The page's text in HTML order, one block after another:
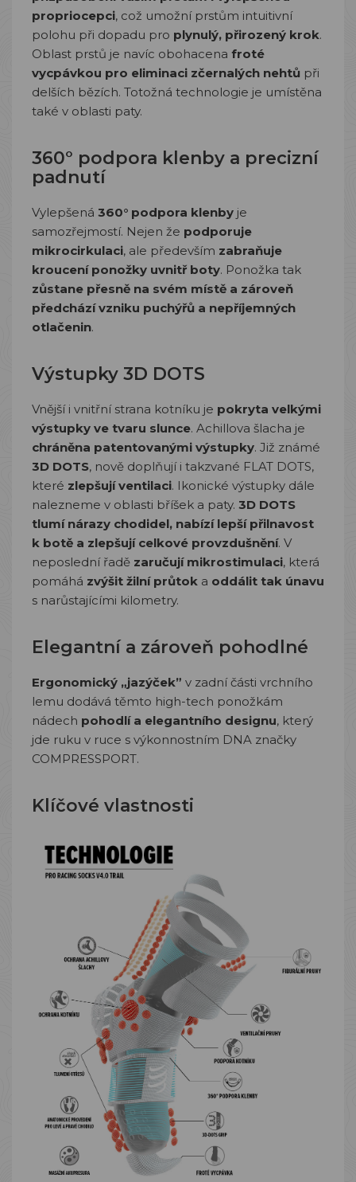
propriocepci, což umožní prstům intuitivní
polohu při dopadu pro plynulý, přirozený krok.
Oblast prstů je navíc obohacena froté
vycpávkou pro eliminaci zčernalých nehtů při
delších bězích. Totožná technologie je umístěna
také v oblasti paty.
360° podpora klenby a precizní
padnutí
Vylepšená 360° podpora klenby je
samozřejmostí. Nejen že podporuje
mikrocirkulaci, ale především zabraňuje
kroucení ponožky uvnitř boty. Ponožka tak
zůstane přesně na svém místě a zároveň
předchází vzniku puchýřů a nepříjemných
otlačenin.
Výstupky 3D DOTS
Vnější i vnitřní strana kotníku je pokryta velkými
výstupky ve tvaru slunce. Achillova šlacha je
chráněna patentovanými výstupky. Již známé
3D DOTS, nově doplňují i takzvané FLAT DOTS,
které zlepšují ventilaci. Ikonické výstupky dále
nalezneme v oblasti bříšek a paty. 3D DOTS
tlumí nárazy chodidel, nabízí lepší přilnavost
k botě a zlepšují celkové provzdušnění. V
neposlední řadě zaručují mikrostimulaci, která
pomáhá zvýšit žilní průtok a oddálit tak únavu
s narůstajícími kilometry.
Elegantní a zároveň pohodlné
Ergonomický „jazýček” v zadní části vrchního
lemu dodává těmto high-tech ponožkám
nádech pohodlí a elegantního designu, který
jde ruku v ruce s výkonnostním DNA značky
COMPRESSPORT.
Klíčové vlastnosti